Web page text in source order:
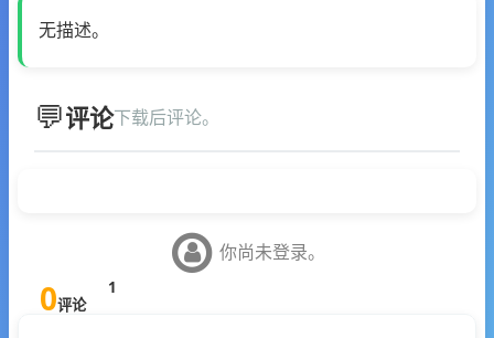
无描述。
评论下载后评论。
你尚未登录。
0评论
1